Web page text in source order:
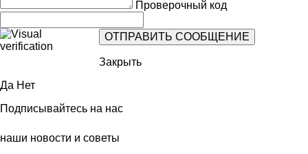
Проверочный код
Закрыть
Да Нет
Подписывайтесь на нас
наши новости и советы